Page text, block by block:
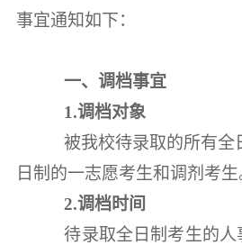
事宜通知如下：
一、调档事宜
1.调档对象
被我校待录取的所有全
日制的一志愿考生和调剂考生
2.调档时间
待录取全日制考生的人